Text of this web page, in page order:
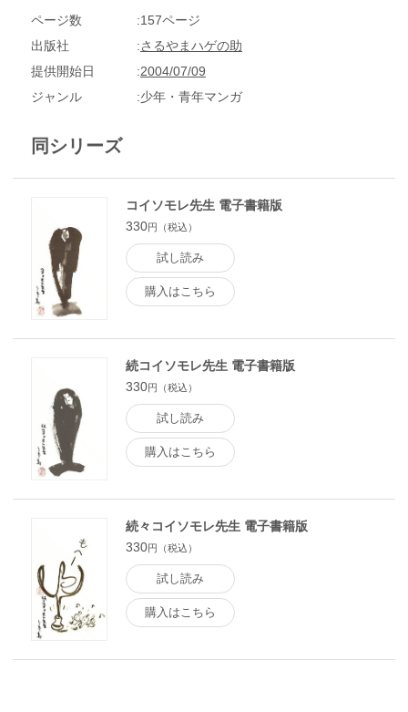
ページ数
157ページ
出版社
さるやまハゲの助
提供開始日
2004/07/09
ジャンル
少年・青年マンガ
同シリーズ
コイソモレ先生 電子書籍版
330円（税込）
試し読み
購入はこちら
続コイソモレ先生 電子書籍版
330円（税込）
試し読み
購入はこちら
続々コイソモレ先生 電子書籍版
330円（税込）
試し読み
購入はこちら